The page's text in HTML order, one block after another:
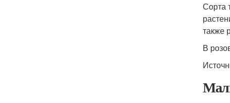
Сорта
также
В